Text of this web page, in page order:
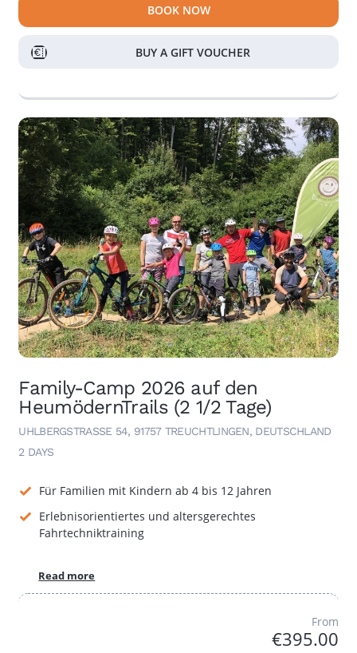
BOOK NOW
BUY A GIFT VOUCHER
Family-Camp 2026 auf den
HeumödernTrails (2 1/2 Tage)
UHLBERGSTRASSE 54, 91757 TREUCHTLINGEN, DEUTSCHLAND
2 DAYS
Für Familien mit Kindern ab 4 bis 12 Jahren
Erlebnisorientiertes und altersgerechtes
Fahrtechniktraining
Read more
From
€395.00